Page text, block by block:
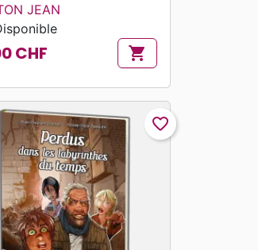
JEAN
CHF shopping_cart
favorite_border